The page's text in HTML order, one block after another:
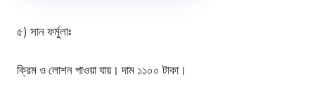
৫) সান ফর্মুলাঃ
ক্রিম ও লোশন পাওয়া যায়। দাম ১১০০ টাকা।